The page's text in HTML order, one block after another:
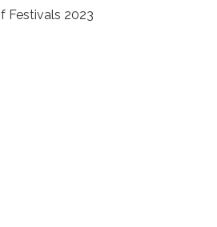
Festivals 2023